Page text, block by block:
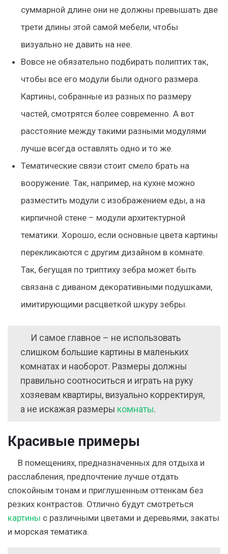
суммарной длине они не должны превышать две
трети длины этой самой мебели, чтобы
визуально не давить на нее.
Вовсе не обязательно подбирать полиптих так,
чтобы все его модули были одного размера.
Картины, собранные из разных по размеру
частей, смотрятся более современно. А вот
расстояние между такими разными модулями
лучше всегда оставлять одно и то же.
Тематические связи стоит смело брать на
вооружение. Так, например, на кухне можно
разместить модули с изображением еды, а на
кирпичной стене – модули архитектурной
тематики. Хорошо, если основные цвета картины
перекликаются с другим дизайном в комнате.
Так, бегущая по триптиху зебра может быть
связана с диваном декоративными подушками,
имитирующими расцветкой шкуру зебры.
И самое главное – не использовать
слишком большие картины в маленьких
комнатах и наоборот. Размеры должны
правильно соотноситься и играть на руку
хозяевам квартиры, визуально корректируя,
а не искажая размеры комнаты.
Красивые примеры
В помещениях, предназначенных для отдыха и
расслабления, предпочтение лучше отдать
спокойным тонам и приглушенным оттенкам без
резких контрастов. Отлично будут смотреться
картины с различными цветами и деревьями, закаты
и морская тематика.